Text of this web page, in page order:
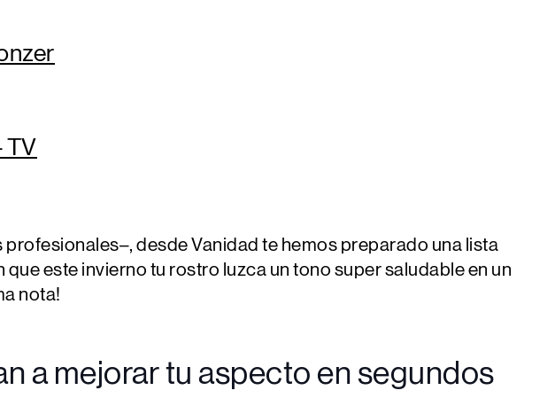
TV
desde Vanidad te hemos preparado una lista
este invierno tu rostro luzca un tono super saludable en un
nota!
a mejorar tu aspecto en segundos